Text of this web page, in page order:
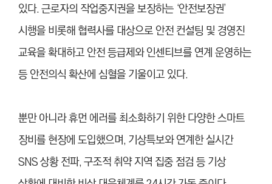
있다. 근로자의 작업중지권을 보장하는 ‘안전보장권’
시행을 비롯해 협력사를 대상으로 안전 컨설팅 및 경영진
교육을 확대하고 안전 등급제와 인센티브를 연계 운영하는
등 안전의식 확산에 심혈을 기울이고 있다.
뿐만 아니라 휴먼 에러를 최소화하기 위한 다양한 스마트
장비를 현장에 도입했으며, 기상특보와 연계한 실시간
SNS 상황 전파, 구조적 취약 지역 집중 점검 등 기상